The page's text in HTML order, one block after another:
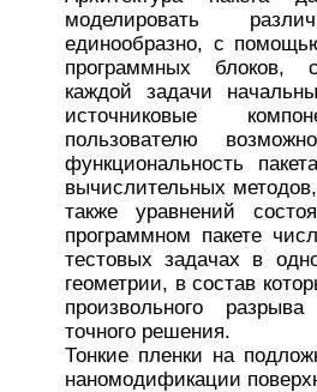
моделировать
единообразно, с
программных блоков,
каждой задачи
источниковые
пользователю
функциональность
вычислительных
также уравнений
программном пакете
тестовых задачах в
геометрии, в состав
произвольного
точного решения.
Тонкие пленки на
наномодификации